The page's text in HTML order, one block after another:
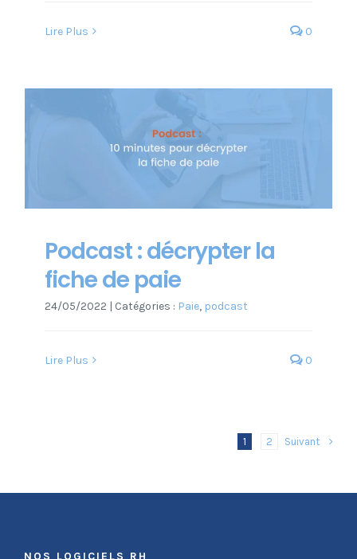
Lire Plus 0
Podcast : décrypter la
fiche de paie
24/05/2022 | Catégories : Paie, podcast
Lire Plus 0
1 2 Suivant
NOS LOGICIELS RH